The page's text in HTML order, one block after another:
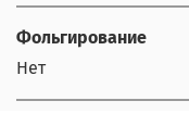
Фольгирование
Нет